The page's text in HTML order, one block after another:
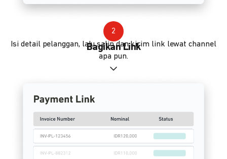
2
Bagikan Link
Isi detail pelanggan, lalu salin dan kirim link lewat channel
apa pun.